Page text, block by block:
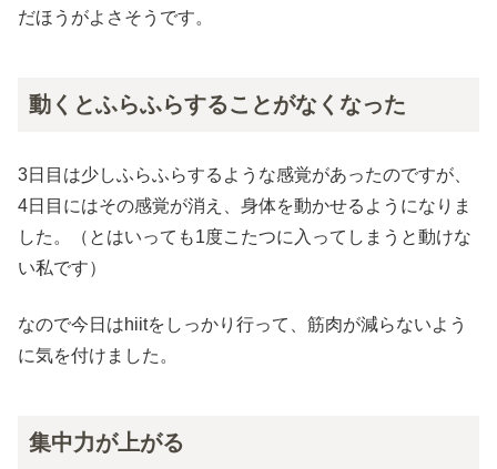
だほうがよさそうです。
動くとふらふらすることがなくなった
3日目は少しふらふらするような感覚があったのですが、
4日目にはその感覚が消え、身体を動かせるようになりま
した。（とはいっても1度こたつに入ってしまうと動けな
い私です）
なので今日はhiitをしっかり行って、筋肉が減らないよう
に気を付けました。
集中力が上がる